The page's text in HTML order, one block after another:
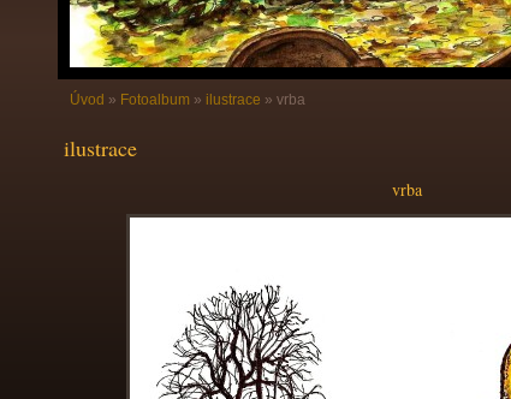
Úvod » Fotoalbum » ilustrace » vrba
ilustrace
vrba